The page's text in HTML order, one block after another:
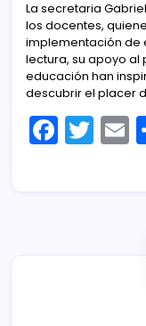
La secretaria
los docentes,
implementación de
lectura, su apoyo al
educación han
descubrir el placer
F T E